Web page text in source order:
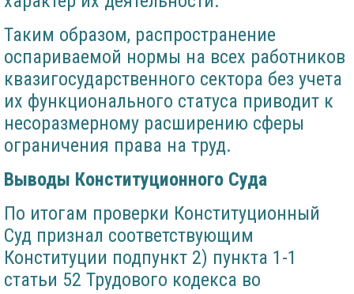
Таким образом, распространение
оспариваемой нормы на всех работников
квазигосударственного сектора без учета
их функционального статуса приводит к
несоразмерному расширению сферы
ограничения права на труд.
Выводы Конституционного Суда
По итогам проверки Конституционный
Суд признал соответствующим
Конституции подпункт 2) пункта 1-1
статьи 52 Трудового кодекса во